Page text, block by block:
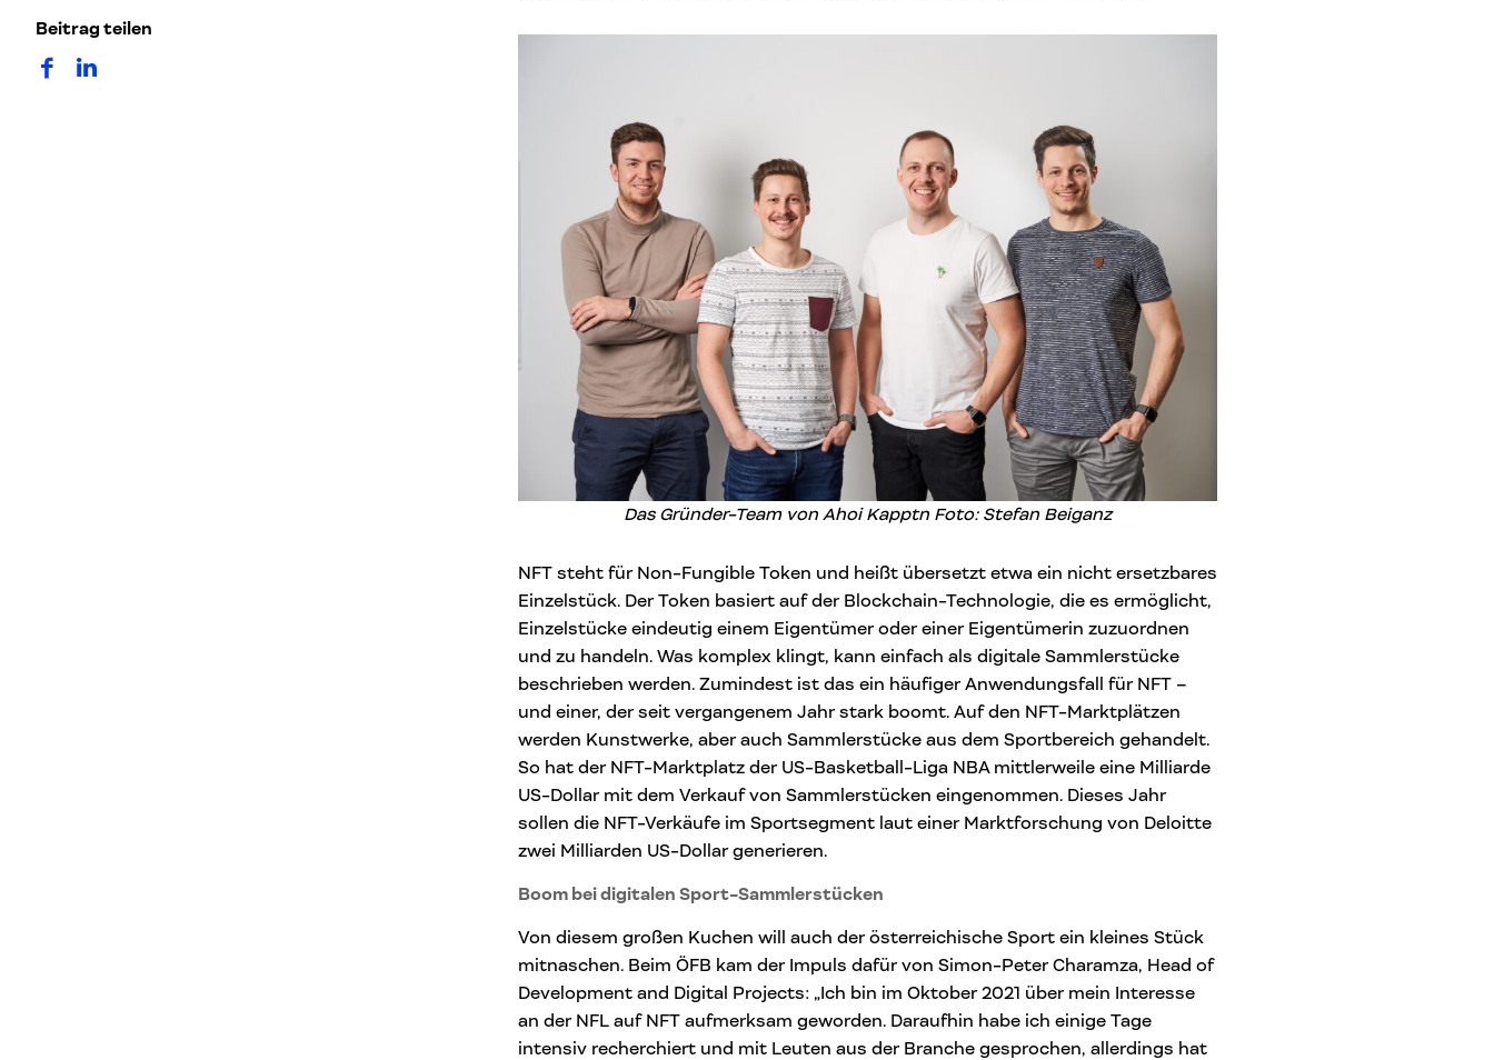
Beitrag teilen
auf Facebook teilen
auf LinkedIn teilen
Das Gründer-Team von Ahoi Kapptn Foto: Stefan Beiganz
NFT steht für Non-Fungible Token und heißt übersetzt etwa ein nicht ersetzbares
Einzelstück. Der Token basiert auf der Blockchain-Technologie, die es ermöglicht,
Einzelstücke eindeutig einem Eigentümer oder einer Eigentümerin zuzuordnen
und zu handeln. Was komplex klingt, kann einfach als digitale Sammlerstücke
beschrieben werden. Zumindest ist das ein häufiger Anwendungsfall für NFT –
und einer, der seit vergangenem Jahr stark boomt. Auf den NFT-Marktplätzen
werden Kunstwerke, aber auch Sammlerstücke aus dem Sportbereich gehandelt.
So hat der NFT-Marktplatz der US-Basketball-Liga NBA mittlerweile eine Milliarde
US-Dollar mit dem Verkauf von Sammlerstücken eingenommen. Dieses Jahr
sollen die NFT-Verkäufe im Sportsegment laut einer Marktforschung von Deloitte
zwei Milliarden US-Dollar generieren.
Boom bei digitalen Sport-Sammlerstücken
Von diesem großen Kuchen will auch der österreichische Sport ein kleines Stück
mitnaschen. Beim ÖFB kam der Impuls dafür von Simon-Peter Charamza, Head of
Development and Digital Projects: „Ich bin im Oktober 2021 über mein Interesse
an der NFL auf NFT aufmerksam geworden. Daraufhin habe ich einige Tage
intensiv recherchiert und mit Leuten aus der Branche gesprochen, allerdings hat